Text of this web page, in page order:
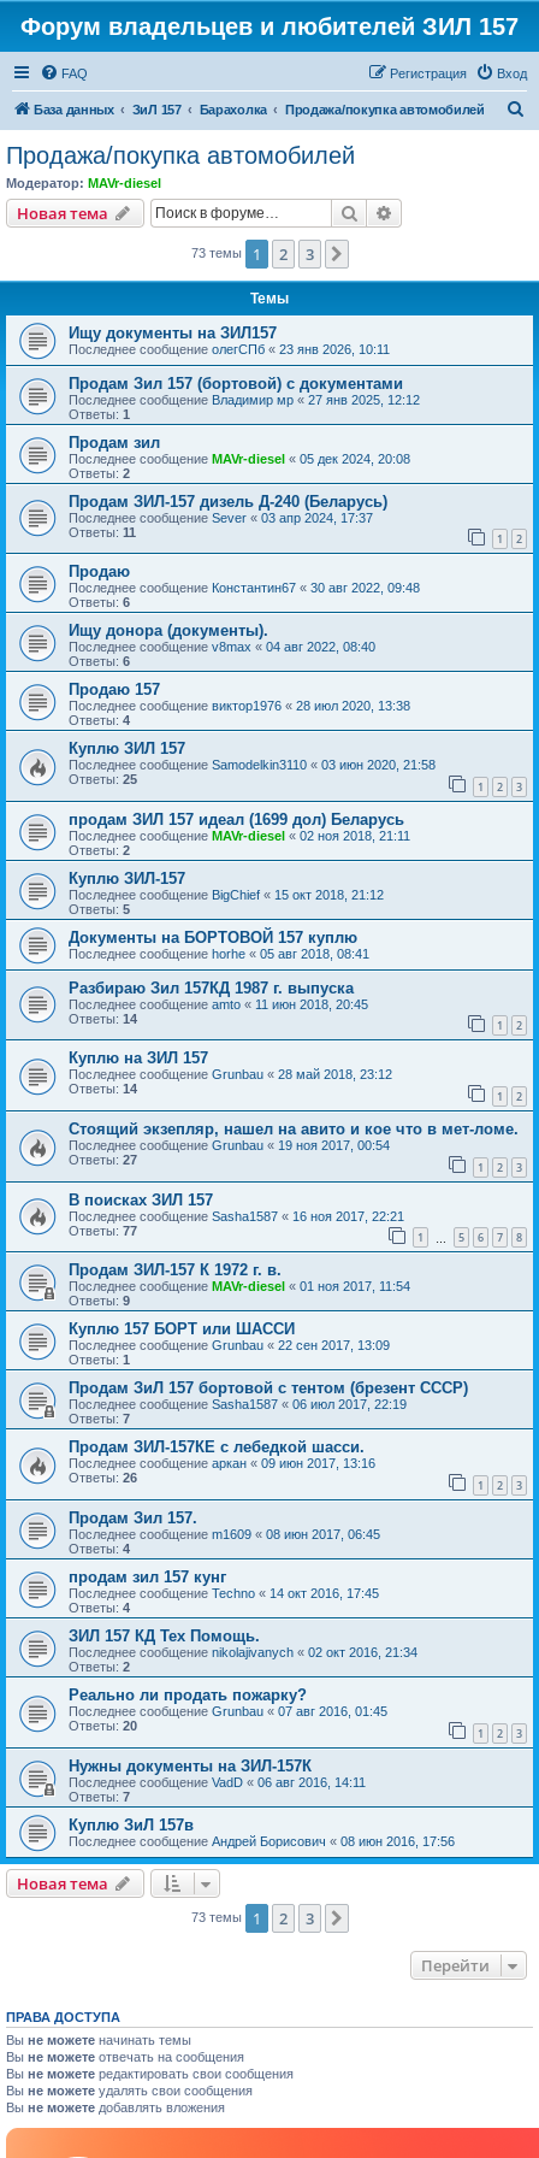
Форум владельцев и любителей ЗИЛ 157
FAQ Вход
Регистрация
База данных ЗиЛ 157 Барахолка Продажа/покупка автомобилей
Продажа/покупка автомобилей
Модератор: MAVr-diesel
Новая тема Поиск
73 темы 1 2 3
Темы
Ищу документы на ЗИЛ157
Последнее сообщение олегСПб « 23 янв 2026, 10:11
Продам Зил 157 (бортовой) с документами
Последнее сообщение Владимир мр « 27 янв 2025, 12:12
Ответы: 1
Продам зил
Последнее сообщение MAVr-diesel « 05 дек 2024, 20:08
Ответы: 2
Продам ЗИЛ-157 дизель Д-240 (Беларусь)
Последнее сообщение Sever « 03 апр 2024, 17:37
Ответы: 11 1 2
Продаю
Последнее сообщение Константин67 « 30 авг 2022, 09:48
Ответы: 6
Ищу донора (документы).
Последнее сообщение v8max « 04 авг 2022, 08:40
Ответы: 6
Продаю 157
Последнее сообщение виктор1976 « 28 июл 2020, 13:38
Ответы: 4
Куплю ЗИЛ 157
Последнее сообщение Samodelkin3110 « 03 июн 2020, 21:58
Ответы: 25 1 2 3
продам ЗИЛ 157 идеал (1699 дол) Беларусь
Последнее сообщение MAVr-diesel « 02 ноя 2018, 21:11
Ответы: 2
Куплю ЗИЛ-157
Последнее сообщение BigChief « 15 окт 2018, 21:12
Ответы: 5
Документы на БОРТОВОЙ 157 куплю
Последнее сообщение horhe « 05 авг 2018, 08:41
Разбираю Зил 157КД 1987 г. выпуска
Последнее сообщение amto « 11 июн 2018, 20:45
Ответы: 14 1 2
Куплю на ЗИЛ 157
Последнее сообщение Grunbau « 28 май 2018, 23:12
Ответы: 14 1 2
Стоящий экзепляр, нашел на авито и кое что в мет-ломе.
Последнее сообщение Grunbau « 19 ноя 2017, 00:54
Ответы: 27 1 2 3
В поисках ЗИЛ 157
Последнее сообщение Sasha1587 « 16 ноя 2017, 22:21
Ответы: 77 1 5 6 7 8
Продам ЗИЛ-157 К 1972 г. в.
Последнее сообщение MAVr-diesel « 01 ноя 2017, 11:54
Ответы: 9
Куплю 157 БОРТ или ШАССИ
Последнее сообщение Grunbau « 22 сен 2017, 13:09
Ответы: 1
Продам ЗиЛ 157 бортовой с тентом (брезент СССР)
Последнее сообщение Sasha1587 « 06 июл 2017, 22:19
Ответы: 7
Продам ЗИЛ-157КЕ с лебедкой шасси.
Последнее сообщение аркан « 09 июн 2017, 13:16
Ответы: 26 1 2 3
Продам Зил 157.
Последнее сообщение m1609 « 08 июн 2017, 06:45
Ответы: 4
продам зил 157 кунг
Последнее сообщение Techno « 14 окт 2016, 17:45
Ответы: 4
ЗИЛ 157 КД Тех Помощь.
Последнее сообщение nikolajivanych « 02 окт 2016, 21:34
Ответы: 2
Реально ли продать пожарку?
Последнее сообщение Grunbau « 07 авг 2016, 01:45
Ответы: 20 1 2 3
Нужны документы на ЗИЛ-157К
Последнее сообщение VadD « 06 авг 2016, 14:11
Ответы: 7
Куплю ЗиЛ 157в
Последнее сообщение Андрей Борисович « 08 июн 2016, 17:56
Новая тема
73 темы 1 2 3
Перейти
ПРАВА ДОСТУПА
Вы не можете начинать темы
Вы не можете отвечать на сообщения
Вы не можете редактировать свои сообщения
Вы не можете удалять свои сообщения
Вы не можете добавлять вложения